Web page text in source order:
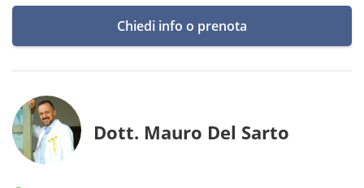
Chiedi info o prenota
Dott. Mauro Del Sarto